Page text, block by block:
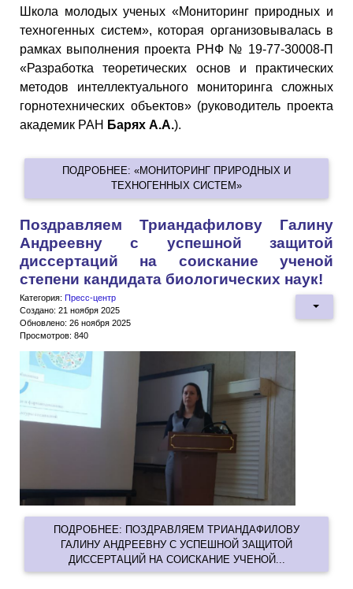
Школа молодых ученых «Мониторинг природных и
техногенных систем», которая организовывалась в
рамках выполнения проекта РНФ № 19-77-30008-П
«Разработка теоретических основ и практических
методов интеллектуального мониторинга сложных
горнотехнических объектов» (руководитель проекта
академик РАН Барях А.А.).
ПОДРОБНЕЕ: «МОНИТОРИНГ ПРИРОДНЫХ И
ТЕХНОГЕННЫХ СИСТЕМ»
Поздравляем Триандафилову Галину
Андреевну с успешной защитой
диссертаций на соискание ученой
степени кандидата биологических наук!
Категория: Пресс-центр
Создано: 21 ноября 2025
Обновлено: 26 ноября 2025
Просмотров: 840
ПОДРОБНЕЕ: ПОЗДРАВЛЯЕМ ТРИАНДАФИЛОВУ
ГАЛИНУ АНДРЕЕВНУ С УСПЕШНОЙ ЗАЩИТОЙ
ДИССЕРТАЦИЙ НА СОИСКАНИЕ УЧЕНОЙ...